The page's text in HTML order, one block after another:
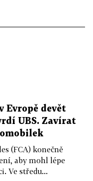
Evropě devět
UBS. Zavírat
(FCA) konečně
aby mohl lépe
Ve středu...